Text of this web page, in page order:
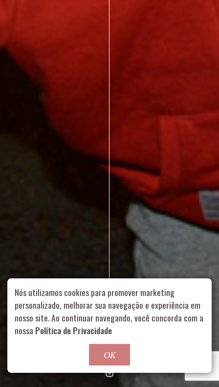
Rua Aurélia, 1714 – Vila Romana, São Paulo – SP | 55 11
99178-5848 | contato@nucleofood.com
Role para continar
Nós utilizamos cookies para promover marketing
personalizado, melhorar sua navegação e experiência em
nosso site. Ao continuar navegando, você concorda com a
nossa Política de Privacidade
OK